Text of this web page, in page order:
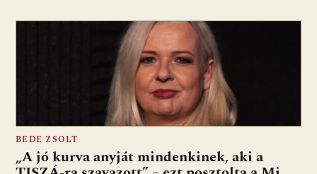
BEDE ZSOLT
„A jó kurva anyját mindenkinek, aki a